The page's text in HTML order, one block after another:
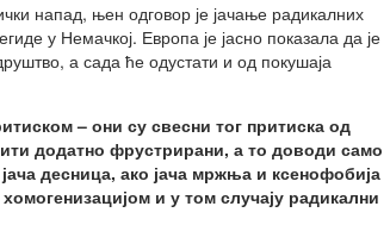
напад, њен одговор је јачање радикалних
у Немачкој. Европа је јасно показала да је
а сада ће одустати и од покушаја
– они су свесни тог притиска од
додатно фрустрирани, а то доводи само
десница, ако јача мржња и ксенофобија
и у том случају радикални